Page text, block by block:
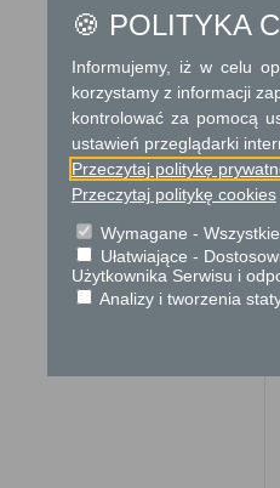
🍪 POLITYKA
Informujemy, iż w celu
korzystamy z informacji
kontrolować za pomocą
ustawień przeglądarki
Przeczytaj politykę
Przeczytaj politykę cookies
Wymagane -
Ułatwiające -
Użytkownika Serwisu i
Analizy i tworzenia